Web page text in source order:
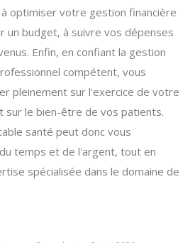
optimiser votre gestion financière
un budget, à suivre vos dépenses
Enfin, en confiant la gestion
compétent, vous
pleinement sur l'exercice de votre
sur le bien-être de vos patients.
santé peut donc vous
temps et de l'argent, tout en
spécialisée dans le domaine de